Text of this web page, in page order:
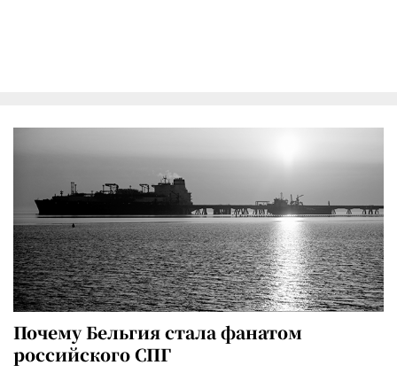
Почему Бельгия стала фанатом
российского СПГ